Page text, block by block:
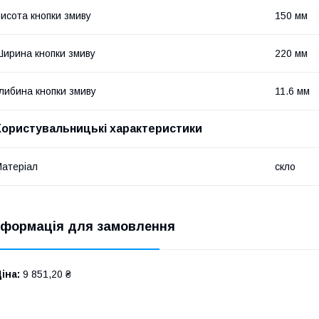
кнопки змиву 150 мм
кнопки змиву 220 мм
кнопки змиву 11.6 мм
характеристики
скло
для замовлення
9 851,20 ₴